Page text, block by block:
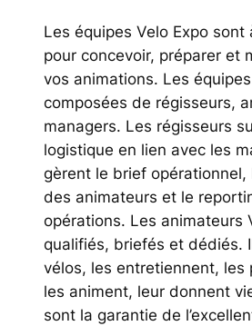
Les équipes Velo Expo sont
pour concevoir, préparer et
vos animations. Les
composées de régisseurs,
managers. Les régisseurs
logistique en lien avec les
gèrent le brief opérationnel,
des animateurs et le
opérations. Les animateurs
qualifiés, briefés et dédiés.
vélos, les entretiennent, les
les animent, leur donnent
sont la garantie de